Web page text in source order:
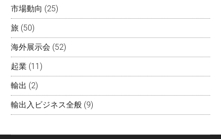
市場動向 (25)
旅 (50)
海外展示会 (52)
起業 (11)
輸出 (2)
輸出入ビジネス全般 (9)